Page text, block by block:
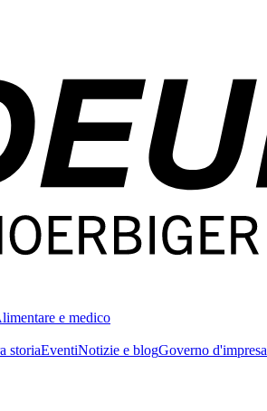
e medico
storiaEventiNotizie e blogGoverno d'impresa